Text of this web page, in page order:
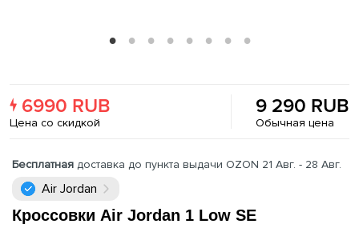
6990 RUB
Цена со скидкой
9 290 RUB
Обычная цена
Бесплатная доставка до пункта выдачи OZON 21 Авг. - 28 Авг.
Air Jordan
Кроссовки Air Jordan 1 Low SE